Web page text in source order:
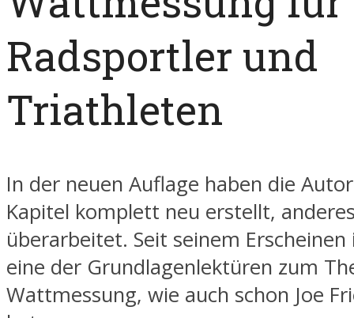
Radsportler und
Triathleten
In der neuen Auflage haben die
Kapitel komplett neu erstellt,
überarbeitet. Seit seinem Erscheinen
eine der Grundlagenlektüren zum
Wattmessung, wie auch schon Joe